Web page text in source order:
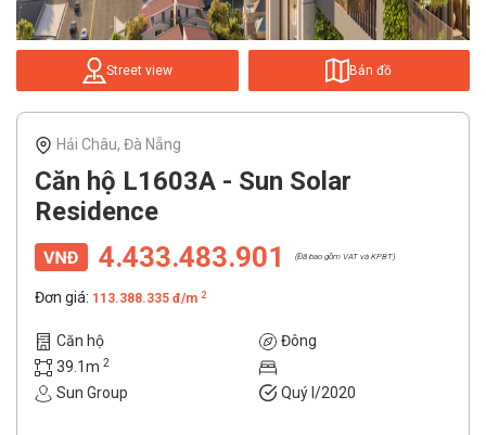
Street view Bản đồ
Hải Châu, Đà Nẵng
Căn hộ L1603A - Sun Solar
Residence
4.433.483.901 (Đã bao gồm VAT và KPBT)
Đơn giá: 113.388.335 đ/m 2
Căn hộ
Đông
39.1m 2
Sun Group Quý I/2020